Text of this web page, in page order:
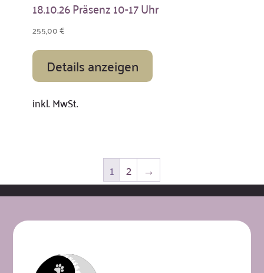
18.10.26 Präsenz 10-17 Uhr
255,00€
Details anzeigen
inkl. MwSt.
1 2 →